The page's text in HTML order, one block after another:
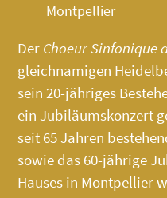
Montpellier
Der Choeur Sinfonique
gleichnamigen
sein 20-jähriges
ein Jubiläumskonzert
seit 65 Jahren
sowie das 60-jährige
Hauses in Montpellier